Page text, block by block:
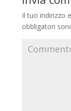
Il tuo indirizzo
obbligatori